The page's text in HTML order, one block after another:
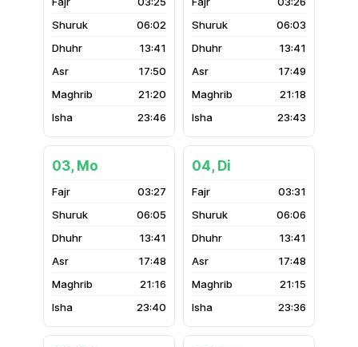
06:02
13:41
17:50
21:20
23:46
06:03
13:41
17:49
21:18
23:43
03, Mo
03:27
06:05
13:41
17:48
21:16
23:40
04, Di
03:31
06:06
13:41
17:48
21:15
23:36